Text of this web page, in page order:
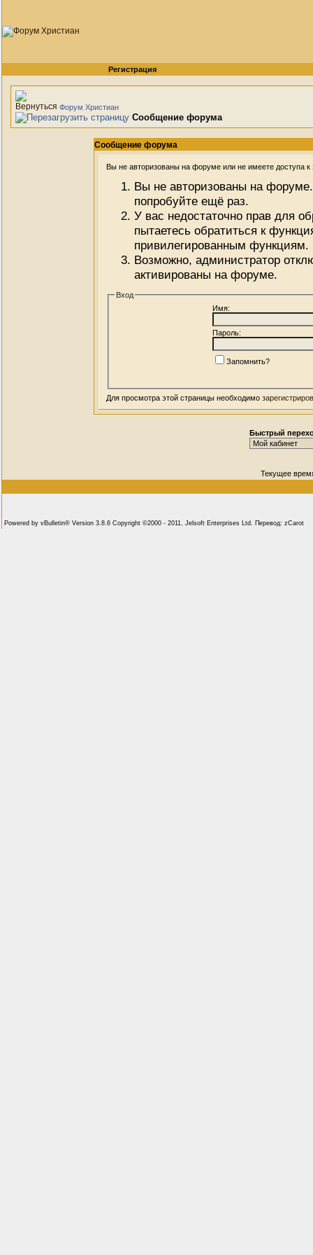
Регистрация
Форум Христиан
Сообщение форума
Сообщение форума
Вы не авторизованы на форуме или не имеете доступа к
Вы не авторизованы на
попробуйте ещё раз.
У вас недостаточно прав для
пытаетесь обратиться к
привилегированным функциям.
Возможно, администратор
активированы на форуме.
Вход
Имя:
Пароль:
Запомнить?
Для просмотра этой страницы необходимо
Быстрый
Текущее
Powered by vBulletin® Version 3.8.6 Copyright ©2000 - 2011, Jelsoft Enterprises Ltd. Перевод: zCarot